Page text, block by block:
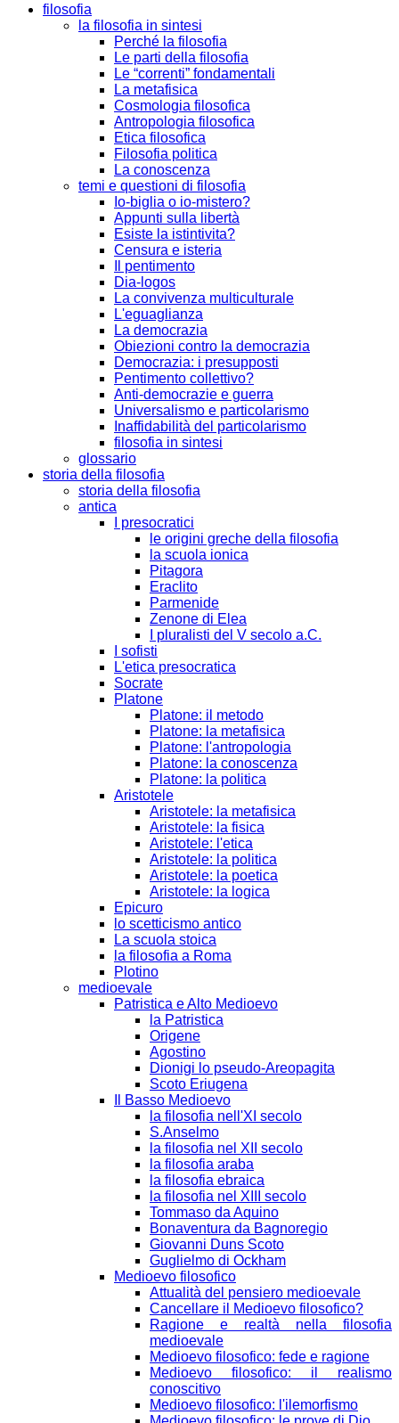
filosofia
la filosofia in sintesi
Perché la filosofia
Le parti della filosofia
Le “correnti” fondamentali
La metafisica
Cosmologia filosofica
Antropologia filosofica
Etica filosofica
Filosofia politica
La conoscenza
temi e questioni di filosofia
Io-biglia o io-mistero?
Appunti sulla libertà
Esiste la istintivita?
Censura e isteria
Il pentimento
Dia-logos
La convivenza multiculturale
L'eguaglianza
La democrazia
Obiezioni contro la democrazia
Democrazia: i presupposti
Pentimento collettivo?
Anti-democrazie e guerra
Universalismo e particolarismo
Inaffidabilità del particolarismo
filosofia in sintesi
glossario
storia della filosofia
storia della filosofia
antica
I presocratici
le origini greche della filosofia
la scuola ionica
Pitagora
Eraclito
Parmenide
Zenone di Elea
I pluralisti del V secolo a.C.
I sofisti
L'etica presocratica
Socrate
Platone
Platone: il metodo
Platone: la metafisica
Platone: l'antropologia
Platone: la conoscenza
Platone: la politica
Aristotele
Aristotele: la metafisica
Aristotele: la fisica
Aristotele: l'etica
Aristotele: la politica
Aristotele: la poetica
Aristotele: la logica
Epicuro
lo scetticismo antico
La scuola stoica
la filosofia a Roma
Plotino
medioevale
Patristica e Alto Medioevo
la Patristica
Origene
Agostino
Dionigi lo pseudo-Areopagita
Scoto Eriugena
Il Basso Medioevo
la filosofia nell'XI secolo
S.Anselmo
la filosofia nel XII secolo
la filosofia araba
la filosofia ebraica
la filosofia nel XIII secolo
Tommaso da Aquino
Bonaventura da Bagnoregio
Giovanni Duns Scoto
Guglielmo di Ockham
Medioevo filosofico
Attualità del pensiero medioevale
Cancellare il Medioevo filosofico?
Ragione e realtà nella filosofia
medioevale
Medioevo filosofico: fede e ragione
Medioevo filosofico: il realismo
conoscitivo
Medioevo filosofico: l'ilemorfismo